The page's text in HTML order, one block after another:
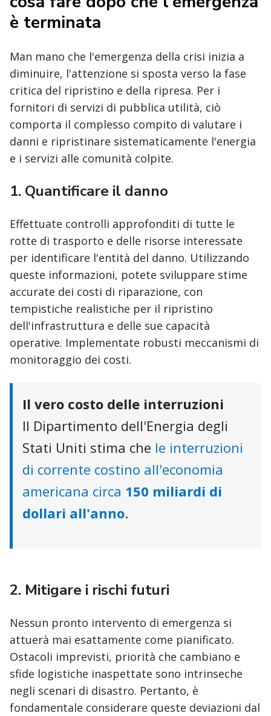
è terminata
Man mano che l'emergenza della crisi inizia a
diminuire, l'attenzione si sposta verso la fase
critica del ripristino e della ripresa. Per i
fornitori di servizi di pubblica utilità, ciò
comporta il complesso compito di valutare i
danni e ripristinare sistematicamente l'energia
e i servizi alle comunità colpite.
1. Quantificare il danno
Effettuate controlli approfonditi di tutte le
rotte di trasporto e delle risorse interessate
per identificare l'entità del danno. Utilizzando
queste informazioni, potete sviluppare stime
accurate dei costi di riparazione, con
tempistiche realistiche per il ripristino
dell'infrastruttura e delle sue capacità
operative. Implementate robusti meccanismi di
monitoraggio dei costi.
Il vero costo delle interruzioni
Il Dipartimento dell'Energia degli
Stati Uniti stima che le interruzioni
di corrente costino all'economia
americana circa 150 miliardi di
dollari all'anno.
2. Mitigare i rischi futuri
Nessun pronto intervento di emergenza si
attuerà mai esattamente come pianificato.
Ostacoli imprevisti, priorità che cambiano e
sfide logistiche inaspettate sono intrinseche
negli scenari di disastro. Pertanto, è
fondamentale considerare queste deviazioni dal